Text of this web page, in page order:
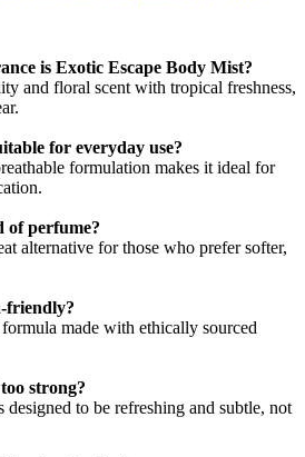
is Exotic Escape Body Mist?
and floral scent with tropical freshness,
for everyday use?
formulation makes it ideal for
of perfume?
alternative for those who prefer softer,
friendly?
formula made with ethically sourced
strong?
designed to be refreshing and subtle, not